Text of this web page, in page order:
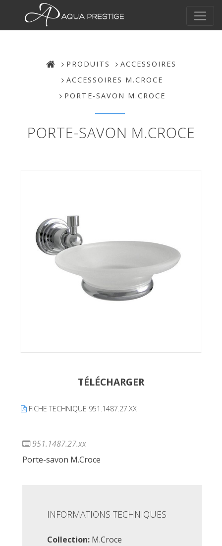
PRODUITS
ACCESSOIRES
ACCESSOIRES M.CROCE
PORTE-SAVON M.CROCE
PORTE-SAVON M.CROCE
TÉLÉCHARGER
FICHE TECHNIQUE 951.1487.27.XX
951.1487.27.xx
Porte-savon M.Croce
INFORMATIONS TECHNIQUES
Collection: M.Croce